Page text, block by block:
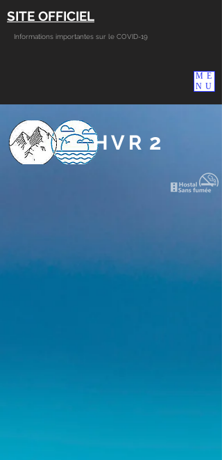
HVR 2
SITE OFFICIEL
Informations importantes sur le COVID-19
ME
NU